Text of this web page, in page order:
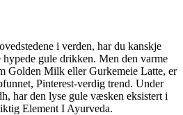
i verden, har du kanskje
hypede gule drikken. Men den varme
Golden Milk eller Gurkemeie Latte, er
Pinterest-verdig trend. Under
har den lyse gule væsken eksistert i
Element I Ayurveda.